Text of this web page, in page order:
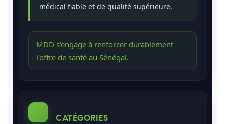
médical fiable et de qualité supérieure.
MDD s'engage à renforcer durablement
l'offre de santé au Sénégal.
CATÉGORIES